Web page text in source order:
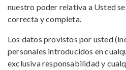
nuestro poder relativa a Usted
correcta y completa.
Los datos provistos por usted
personales introducidos en
exclusiva responsabilidad y